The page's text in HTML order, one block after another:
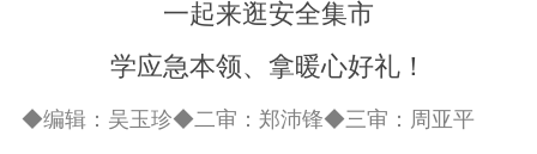
一起来逛安全集市
学应急本领、拿暖心好礼！
◆编辑：吴玉珍◆二审：郑沛锋◆三审：周亚平